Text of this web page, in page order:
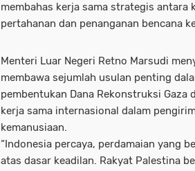
membahas kerja sama strategis antara
pertahanan dan penanganan bencana
Menteri Luar Negeri Retno Marsudi
membawa sejumlah usulan penting
pembentukan Dana Rekonstruksi Gaza
kerja sama internasional dalam
kemanusiaan.
“Indonesia percaya, perdamaian yang
atas dasar keadilan. Rakyat Palestina